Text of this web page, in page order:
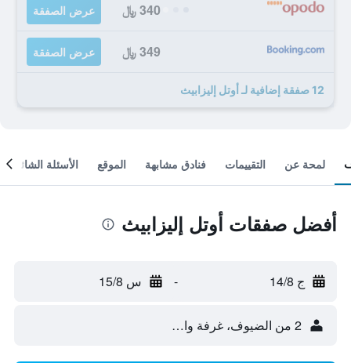
340 ﷼ عرض الصفقة
349 ﷼ عرض الصفقة
12 صفقة إضافية لـ أوتل إليزابيث
لمحة عن التقييمات فنادق مشابهة الموقع الأسئلة الشائعة
أفضل صفقات أوتل إليزابيث
ج 14/8 - س 15/8
2 من الضيوف، غرفة واحدة